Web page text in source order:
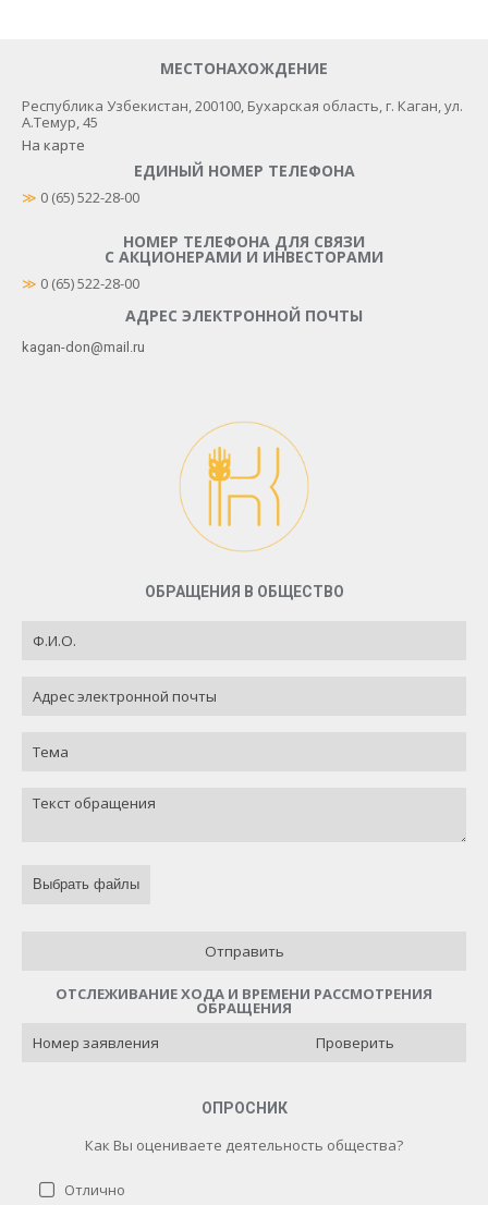
МЕСТОНАХОЖДЕНИЕ
Республика Узбекистан, 200100​, Бухарская область, г. Каган, ул.
А.Темур, 45
На карте
ЕДИНЫЙ НОМЕР ТЕЛЕФОНА
≫ 0 (65) 522-28-00
НОМЕР ТЕЛЕФОНА ДЛЯ СВЯЗИ
С АКЦИОНЕРАМИ И ИНВЕСТОРАМИ
≫ 0 (65) 522-28-00
АДРЕС ЭЛЕКТРОННОЙ ПОЧТЫ
kagan-don@mail.ru
ОБРАЩЕНИЯ В ОБЩЕСТВО
Выбрать файлы
Отправить
ОТСЛЕЖИВАНИЕ ХОДА И ВРЕМЕНИ РАССМОТРЕНИЯ
ОБРАЩЕНИЯ
Проверить
ОПРОСНИК
Как Вы оцениваете деятельность общества?
Отлично